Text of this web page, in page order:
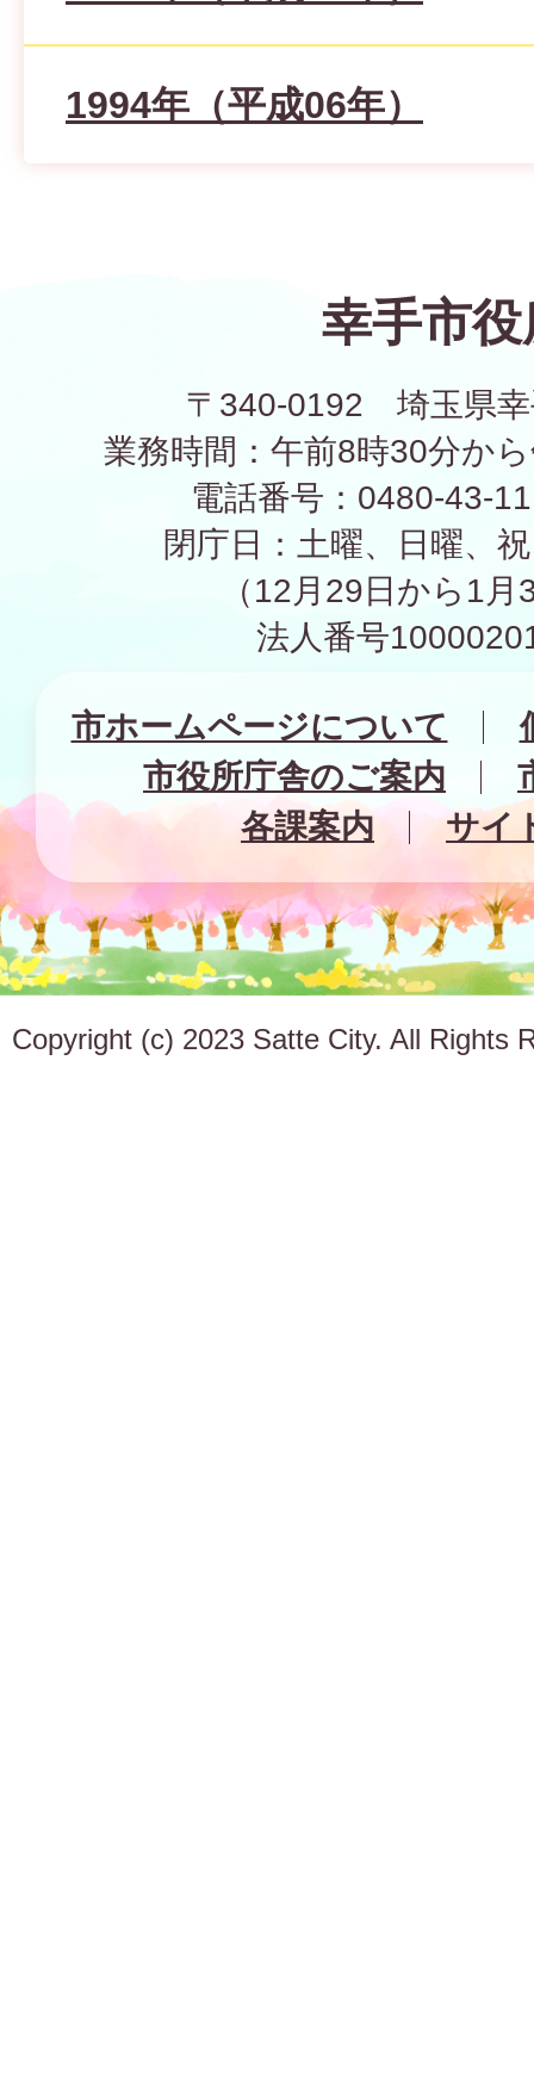
1994年（平成06年）
幸手市役
〒340-0192 埼玉県幸
業務時間：午前8時30分か
電話番号：0480-43-
閉庁日：土曜、日曜、
（12月29日から1
法人番号
市ホームページについて
市役所庁舎のご案内
各課案内
サイ
Copyright (c) 2023 Satte City. All Rights